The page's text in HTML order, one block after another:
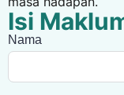
Isi
Nama